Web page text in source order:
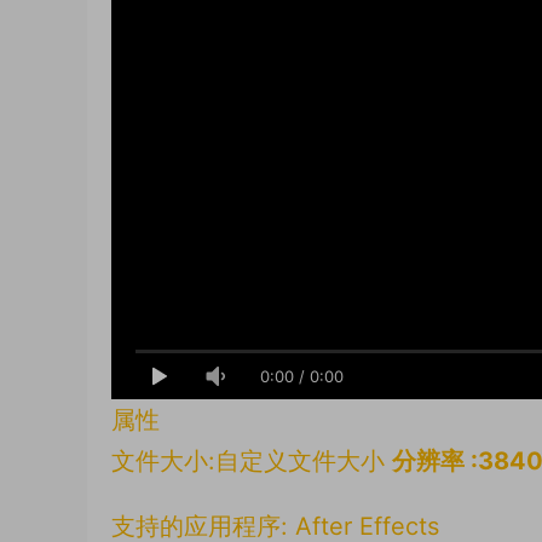
0:00 / 0:00
属性
文件大小:自定义文件大小 分辨率
支持的应用程序: After Effects